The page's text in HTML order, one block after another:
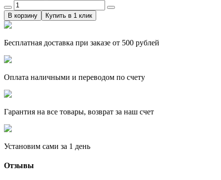
Купить в 1 клик
Бесплатная доставка при заказе от 500 рублей
Оплата наличными и переводом по счету
Гарантия на все товары, возврат за наш счет
Установим сами за 1 день
Отзывы